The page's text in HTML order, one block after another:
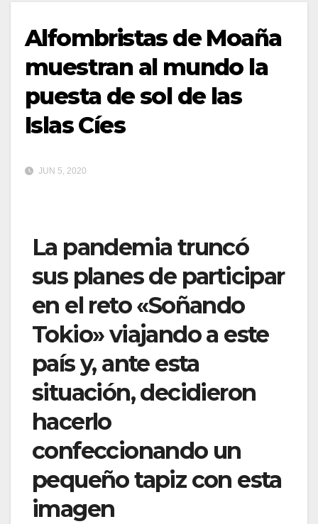
Alfombristas de Moaña
muestran al mundo la
puesta de sol de las
Islas Cíes
JUN 5, 2020
La pandemia truncó
sus planes de participar
en el reto «Soñando
Tokio» viajando a este
país y, ante esta
situación, decidieron
hacerlo
confeccionando un
pequeño tapiz con esta
imagen